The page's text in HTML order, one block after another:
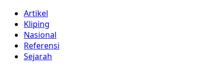
Peran
Inggris
dalam
mengusir
Sukarno
Artikel
Kliping
Nasional
Referensi
Sejarah